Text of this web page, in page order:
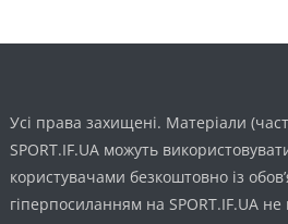
Усі права захищені. Матеріали
SPORT.IF.UA можуть
користувачами безкоштовно із
гіперпосиланням на SPORT.IF.UA